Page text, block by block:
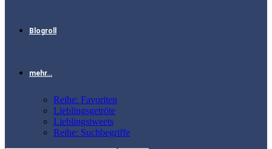
Blogroll
mehr…
Reihe: Favoriten
Lieblingsgetröte
Lieblingstweets
Reihe: Suchbegriffe